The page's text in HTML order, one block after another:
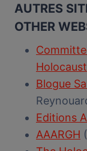
AUTRES
OTHER
Holocaust
Blogue
Editions
AAARGH